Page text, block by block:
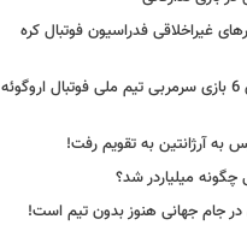
غیراخلاقی فدراسیون فوتبال کره
فورلان برای 6 بازی سرمربی تیم ملی فوتبال اروگوئه
به آرژانتین به تقویم رفت!
میلیاردر شد؟
در جام جهانی هنوز بدون تیم است!